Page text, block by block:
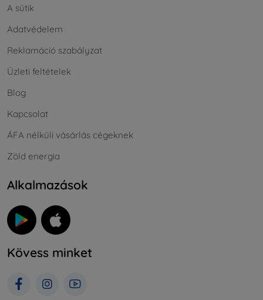
A sütik
Adatvédelem
Reklamáció szabályzat
Üzleti feltételek
Blog
Kapcsolat
ÁFA nélküli vásárlás cégeknek
Zöld energia
Alkalmazások
Kövess minket